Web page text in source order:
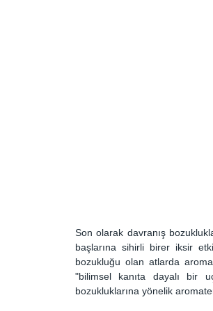
Son olarak davranış
başlarına sihirli birer iksir
bozukluğu olan atlarda
"bilimsel kanıta dayalı bir
bozukluklarına yönelik